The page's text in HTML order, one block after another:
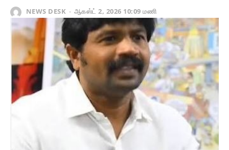
NEWS DESK - ஆகஸ்ட் 2, 2026 10:09 மணி